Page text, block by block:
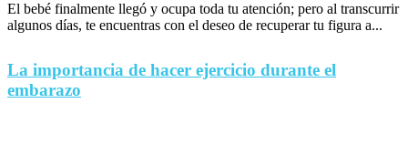
El bebé finalmente llegó y ocupa toda tu atención; pero al transcurrir
algunos días, te encuentras con el deseo de recuperar tu figura a...
La importancia de hacer ejercicio durante el
embarazo